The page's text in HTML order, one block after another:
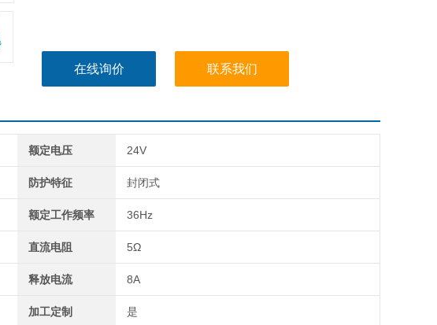
在线询价 联系我们
额定电压 24V
防护特征 封闭式
额定工作频率 36Hz
直流电阻 5Ω
释放电流 8A
加工定制 是